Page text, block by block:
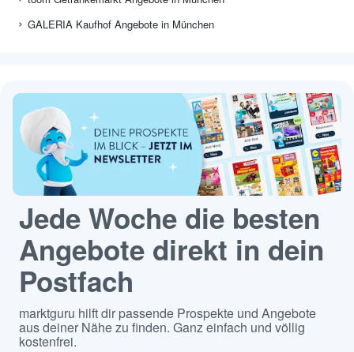
GALERIA Kaufhof Angebote in München
Jede Woche die besten
Angebote direkt in dein
Postfach
marktguru hilft dir passende Prospekte und Angebote
aus deiner Nähe zu finden. Ganz einfach und völlig
kostenfrei.